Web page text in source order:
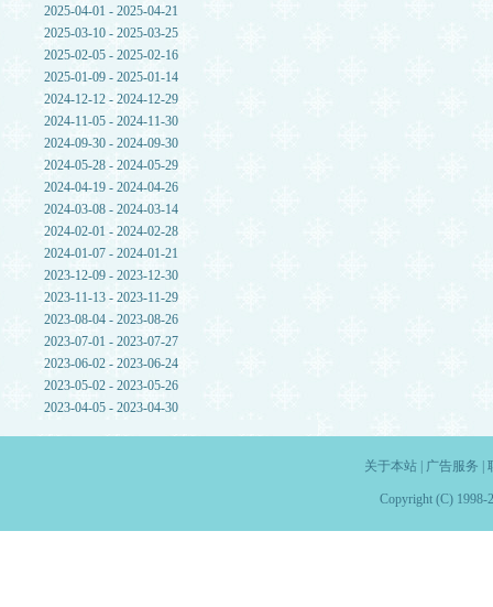
2025-04-01 - 2025-04-21
2025-03-10 - 2025-03-25
2025-02-05 - 2025-02-16
2025-01-09 - 2025-01-14
2024-12-12 - 2024-12-29
2024-11-05 - 2024-11-30
2024-09-30 - 2024-09-30
2024-05-28 - 2024-05-29
2024-04-19 - 2024-04-26
2024-03-08 - 2024-03-14
2024-02-01 - 2024-02-28
2024-01-07 - 2024-01-21
2023-12-09 - 2023-12-30
2023-11-13 - 2023-11-29
2023-08-04 - 2023-08-26
2023-07-01 - 2023-07-27
2023-06-02 - 2023-06-24
2023-05-02 - 2023-05-26
2023-04-05 - 2023-04-30
关于本站| 广告服务
Copyright (C) 1998-